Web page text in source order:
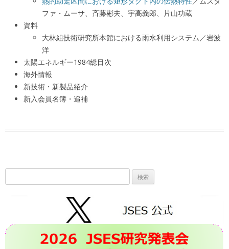
ファ・ムーサ、斉藤彬夫、宇高義郎、片山功蔵
資料
大林組技術研究所本館における雨水利用システム／岩波
洋
太陽エネルギー1984総目次
海外情報
新技術・新製品紹介
新入会員名簿・追補
索: